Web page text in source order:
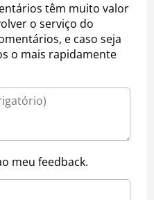
têm muito valor
o serviço do
e caso seja
o mais rapidamente
meu feedback.